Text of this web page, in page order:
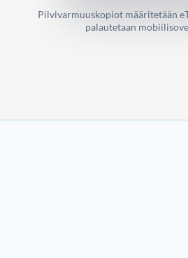
Pilvivarmuuskopiot määritetään
palautetaan